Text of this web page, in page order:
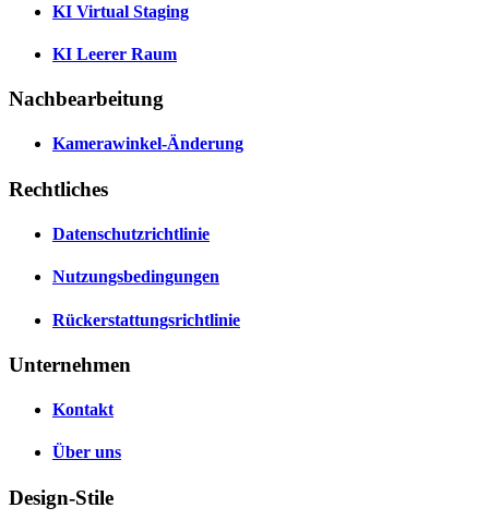
KI Virtual Staging
KI Leerer Raum
Nachbearbeitung
Kamerawinkel-Änderung
Rechtliches
Datenschutzrichtlinie
Nutzungsbedingungen
Rückerstattungsrichtlinie
Unternehmen
Kontakt
Über uns
Design-Stile